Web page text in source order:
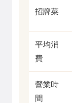
招牌菜
平均消
費
營業時
間